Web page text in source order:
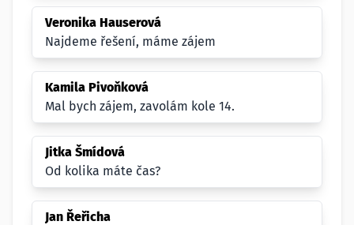
Veronika Hauserová
Najdeme řešení, máme zájem
Kamila Pivoňková
Mal bych zájem, zavolám kole 14.
Jitka Šmídová
Od kolika máte čas?
Jan Řeřicha